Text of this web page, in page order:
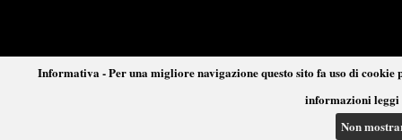
Informativa - Per una migliore navigazione questo sito fa uso di
informazioni leggi
Non